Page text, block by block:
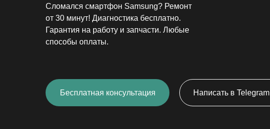
Сломался смартфон Samsung? Ремонт
от 30 минут! Диагностика бесплатно.
Гарантия на работу и запчасти. Любые
способы оплаты.
Бесплатная консультация Написать в Telegram